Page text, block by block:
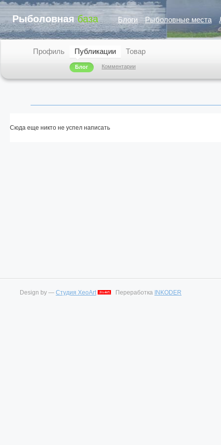
Рыболовная база Блоги Рыболовные места
Профиль Публикации
Блог Комментарии
Товар
Сюда еще никто не успел написать
Design by — Студия XeoArt Переработка INKODER